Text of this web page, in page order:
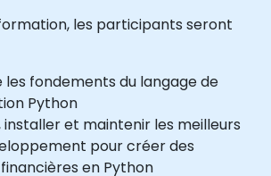
les participants seront
fondements du langage de
Python
et maintenir les meilleurs
pour créer des
en Python